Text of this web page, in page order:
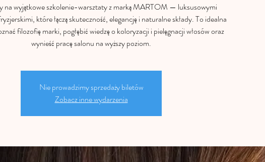
na wyjątkowe szkolenie-warsztaty z marką MARTOM — luksusowymi
które łączą skuteczność, elegancję i naturalne składy. To idealna
filozofię marki, pogłębić wiedzę o koloryzacji i pielęgnacji włosów oraz
wynieść pracę salonu na wyższy poziom.
Nie prowadzimy sprzedaży biletów
Zobacz inne wydarzenia